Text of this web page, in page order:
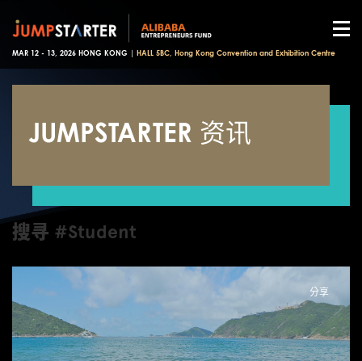
MAR 12 - 13, 2026 HONG KONG | HALL 5BC, Hong Kong Convention and Exhibition Centre
JUMPSTARTER 资讯
搜寻 #Student
分享